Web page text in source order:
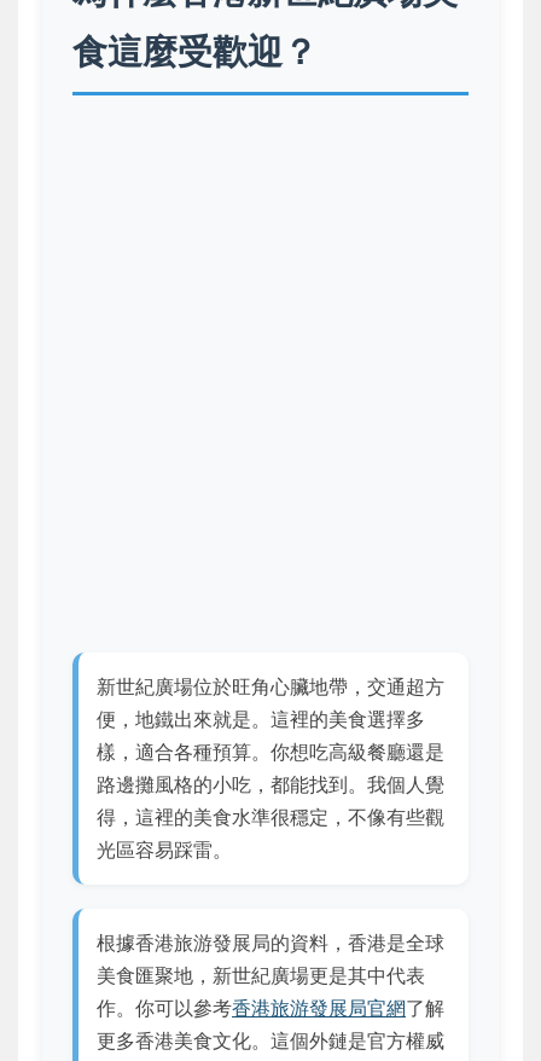
食這麼受歡迎？
新世紀廣場位於旺角心臟地帶，交通超方
便，地鐵出來就是。這裡的美食選擇多
樣，適合各種預算。你想吃高級餐廳還是
路邊攤風格的小吃，都能找到。我個人覺
得，這裡的美食水準很穩定，不像有些觀
光區容易踩雷。
根據香港旅游發展局的資料，香港是全球
美食匯聚地，新世紀廣場更是其中代表
作。你可以參考香港旅游發展局官網了解
更多香港美食文化。這個外鏈是官方權威